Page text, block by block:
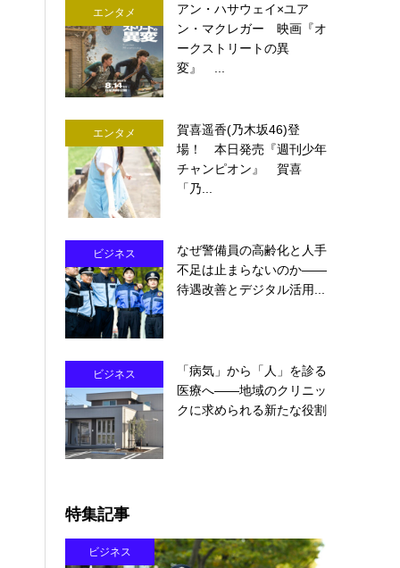
エンタメ
アン・ハサウェイ×ユア
ン・マクレガー 映画『オ
ークストリートの異
変』 ...
エンタメ
賀喜遥香(乃木坂46)登
場！ 本日発売『週刊少年
チャンピオン』 賀喜
「乃...
ビジネス
なぜ警備員の高齢化と人手
不足は止まらないのか――
待遇改善とデジタル活用...
ビジネス
「病気」から「人」を診る
医療へ――地域のクリニッ
クに求められる新たな役割
特集記事
ビジネス